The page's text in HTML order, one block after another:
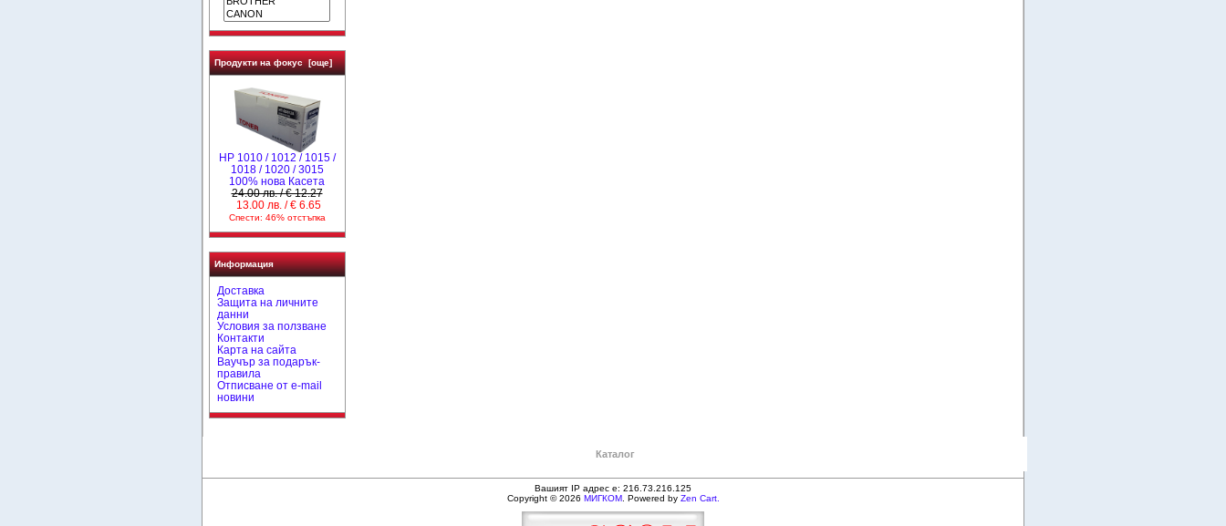
Продукти на фокус [още]
НР 1010 / 1012 / 1015 /
1018 / 1020 / 3015
100% нова Касета
24.00 лв. / € 12.27
13.00 лв. / € 6.65
Спести: 46% отстъпка
Информация
Доставка
Защита на личните
данни
Условия за ползване
Контакти
Карта на сайта
Ваучър за подарък-
правила
Отписване от e-mail
новини
Каталог
Вашият IP адрес е: 216.73.216.125
Copyright © 2026 МИГКОМ. Powered by Zen Cart.